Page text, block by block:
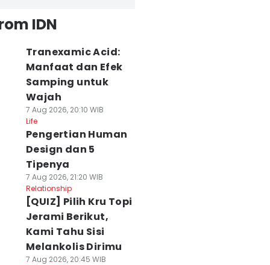
IDN
Tranexamic Acid:
Manfaat dan Efek
Samping untuk
Wajah
7 Aug 2026, 20:10 WIB
Life
Pengertian Human
Design dan 5
Tipenya
7 Aug 2026, 21:20 WIB
Relationship
[QUIZ] Pilih Kru Topi
Jerami Berikut,
Kami Tahu Sisi
Melankolis Dirimu
7 Aug 2026, 20:45 WIB